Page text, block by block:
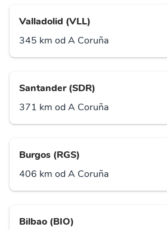
Valladolid (VLL)
345 km od A Coruña
Santander (SDR)
371 km od A Coruña
Burgos (RGS)
406 km od A Coruña
Bilbao (BIO)